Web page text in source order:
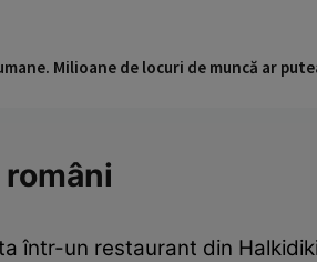
Milioane de locuri de muncă ar
într-un restaurant din